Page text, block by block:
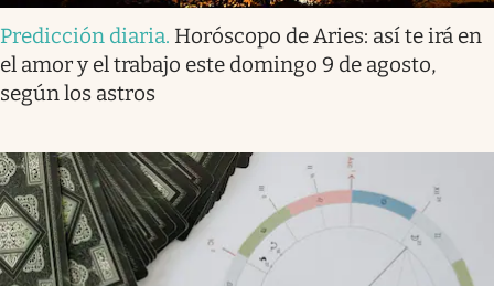
Predicción diaria. Horóscopo de Aries: así te irá en
el amor y el trabajo este domingo 9 de agosto,
según los astros